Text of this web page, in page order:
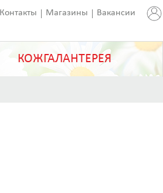
Контакты Магазины Вакансии
КОЖГАЛАНТЕРЕЯ